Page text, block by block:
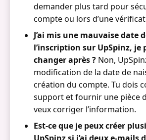
demander plus tard pour
compte ou lors d’une
J’ai mis une mauvaise date
l’inscription sur UpSpinz, je
changer après ? Non,
modification de la date de
création du compte. Tu dois
support et fournir une pièce
veux corriger l’information.
Est-ce que je peux créer